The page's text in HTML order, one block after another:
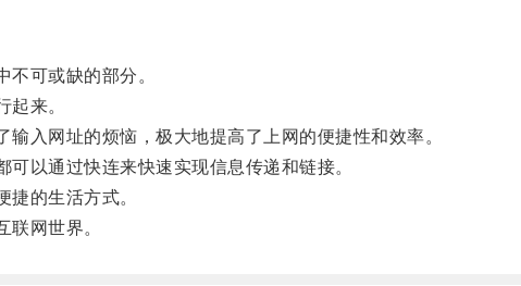
可或缺的部分。
来。
入网址的烦恼，极大地提高了上网的便捷性和效率。
以通过快连来快速实现信息传递和链接。
的生活方式。
网世界。